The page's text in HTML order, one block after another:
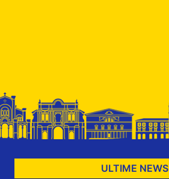
ULTIME NEWS